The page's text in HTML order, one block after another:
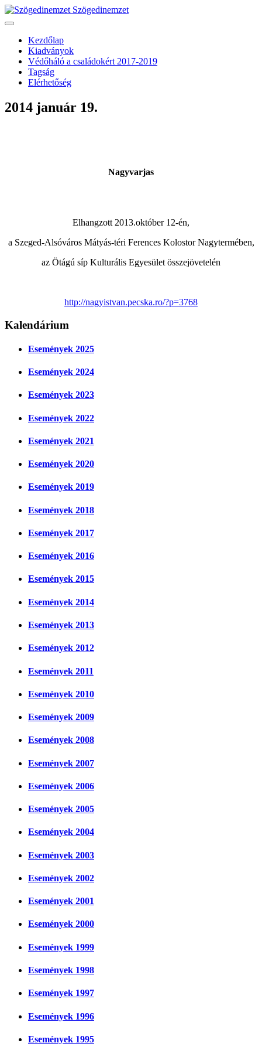
Szögedinemzet
Kezdőlap
Kiadványok
Védőháló a családokért 2017-2019
Tagság
Elérhetőség
2014 január 19.
Nagyvarjas
Elhangzott 2013.október 12-én,
a Szeged-Alsóváros Mátyás-téri Ferences Kolostor Nagytermében,
az Ötágú síp Kulturális Egyesület összejövetelén
http://nagyistvan.pecska.ro/?p=3768
Kalendárium
Események 2025
Események 2024
Események 2023
Események 2022
Események 2021
Események 2020
Események 2019
Események 2018
Események 2017
Események 2016
Események 2015
Események 2014
Események 2013
Események 2012
Események 2011
Események 2010
Események 2009
Események 2008
Események 2007
Események 2006
Események 2005
Események 2004
Események 2003
Események 2002
Események 2001
Események 2000
Események 1999
Események 1998
Események 1997
Események 1996
Események 1995